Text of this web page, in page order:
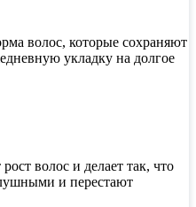
волос, которые сохраняют
укладку на долгое
волос и делает так, что
и перестают